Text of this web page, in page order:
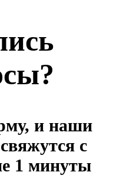
и наши
с
1 минуты